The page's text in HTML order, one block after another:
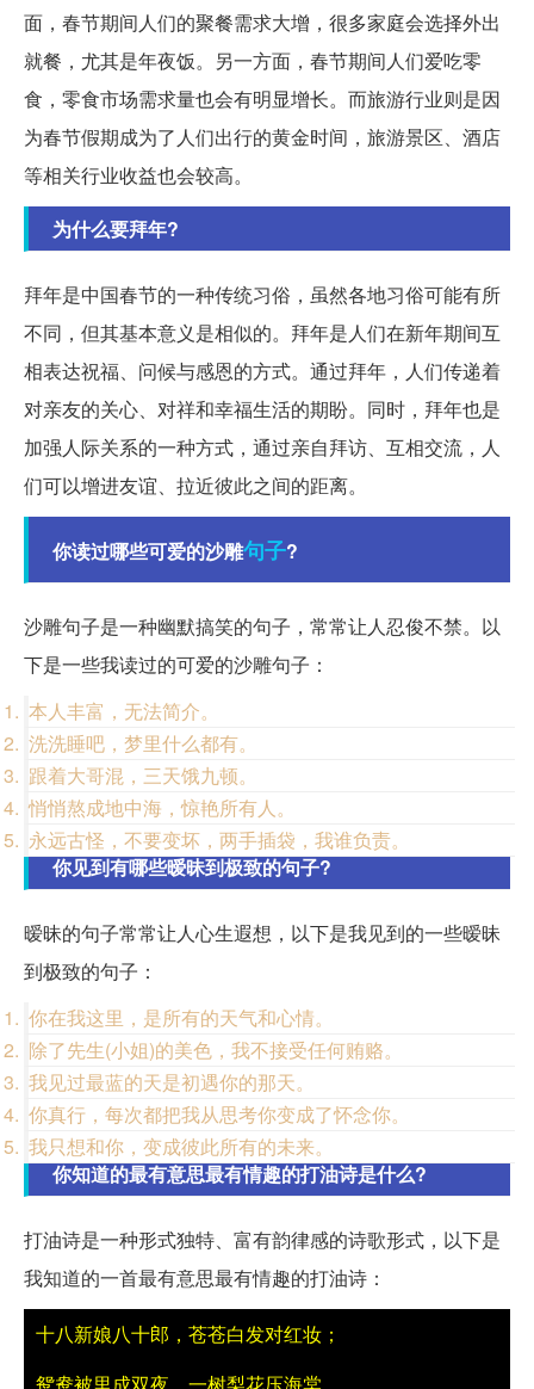
面，春节期间人们的聚餐需求大增，很多家庭会选择外出
就餐，尤其是年夜饭。另一方面，春节期间人们爱吃零
食，零食市场需求量也会有明显增长。而旅游行业则是因
为春节假期成为了人们出行的黄金时间，旅游景区、酒店
等相关行业收益也会较高。
为什么要拜年?
拜年是中国春节的一种传统习俗，虽然各地习俗可能有所
不同，但其基本意义是相似的。拜年是人们在新年期间互
相表达祝福、问候与感恩的方式。通过拜年，人们传递着
对亲友的关心、对祥和幸福生活的期盼。同时，拜年也是
加强人际关系的一种方式，通过亲自拜访、互相交流，人
们可以增进友谊、拉近彼此之间的距离。
你读过哪些可爱的沙雕句子?
沙雕句子是一种幽默搞笑的句子，常常让人忍俊不禁。以
下是一些我读过的可爱的沙雕句子：
本人丰富，无法简介。
洗洗睡吧，梦里什么都有。
跟着大哥混，三天饿九顿。
悄悄熬成地中海，惊艳所有人。
永远古怪，不要变坏，两手插袋，我谁负责。
你见到有哪些暧昧到极致的句子?
暧昧的句子常常让人心生遐想，以下是我见到的一些暧昧
到极致的句子：
你在我这里，是所有的天气和心情。
除了先生(小姐)的美色，我不接受任何贿赂。
我见过最蓝的天是初遇你的那天。
你真行，每次都把我从思考你变成了怀念你。
我只想和你，变成彼此所有的未来。
你知道的最有意思最有情趣的打油诗是什么?
打油诗是一种形式独特、富有韵律感的诗歌形式，以下是
我知道的一首最有意思最有情趣的打油诗：
十八新娘八十郎，苍苍白发对红妆；